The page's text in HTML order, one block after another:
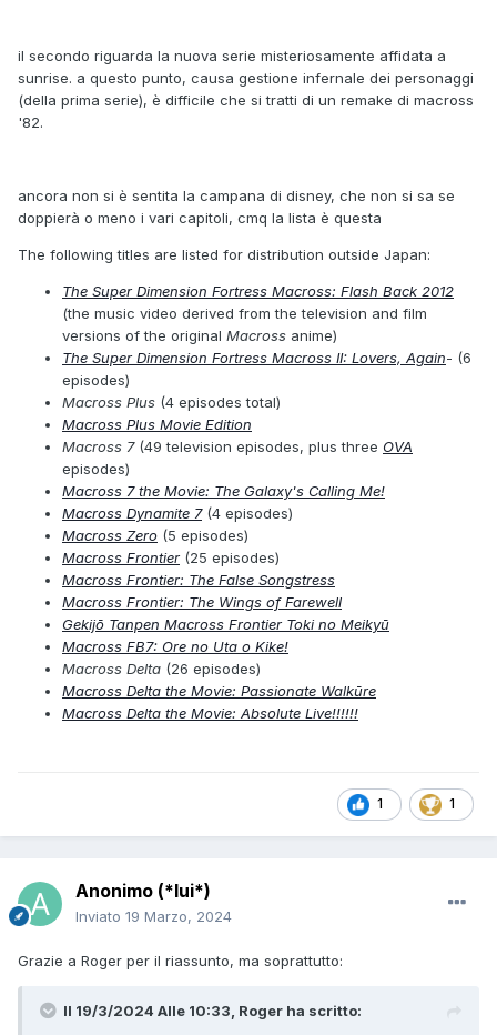
il secondo riguarda la nuova serie misteriosamente affidata a
sunrise. a questo punto, causa gestione infernale dei personaggi
(della prima serie), è difficile che si tratti di un remake di macross
'82.
ancora non si è sentita la campana di disney, che non si sa se
doppierà o meno i vari capitoli, cmq la lista è questa
The following titles are listed for distribution outside Japan:
The Super Dimension Fortress Macross: Flash Back 2012
(the music video derived from the television and film
versions of the original Macross anime)
The Super Dimension Fortress Macross II: Lovers, Again- (6
episodes)
Macross Plus (4 episodes total)
Macross Plus Movie Edition
Macross 7(49 television episodes, plus three OVA
episodes)
Macross 7 the Movie: The Galaxy's Calling Me!
Macross Dynamite 7(4 episodes)
Macross Zero (5 episodes)
Macross Frontier(25 episodes)
Macross Frontier: The False Songstress
Macross Frontier: The Wings of Farewell
Gekijō Tanpen Macross Frontier Toki no Meikyū
Macross FB7: Ore no Uta o Kike!
Macross Delta (26 episodes)
Macross Delta the Movie: Passionate Walkūre
Macross Delta the Movie: Absolute Live!!!!!!
1 1
Anonimo (*lui*)
Inviato 19 Marzo, 2024
Grazie a Roger per il riassunto, ma soprattutto:
Il 19/3/2024 Alle 10:33, Roger ha scritto: